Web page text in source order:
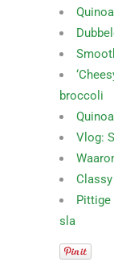
broccoli
Vlog:
Pittige
sla